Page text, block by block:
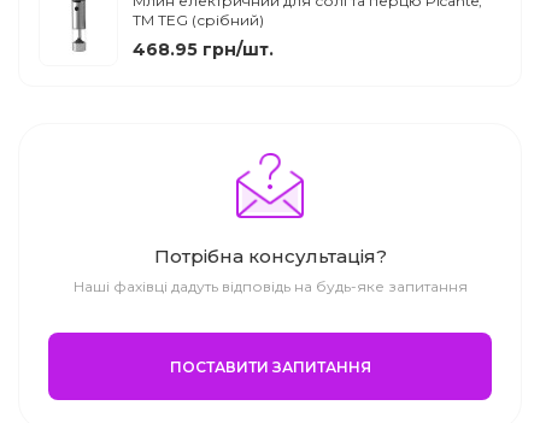
TM TEG (срібний)
468.95 грн/шт.
Потрібна консультація?
Наші фахівці дадуть відповідь на будь-яке запитання
ПОСТАВИТИ ЗАПИТАННЯ